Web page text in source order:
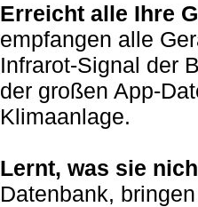
Erreicht alle Ihre
empfangen alle
Infrarot-Signal der
der großen App-
Klimaanlage.
Lernt, was sie
Datenbank,